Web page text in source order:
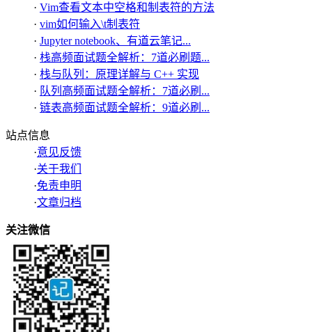
· Vim查看文本中空格和制表符的方法
· vim如何输入\t制表符
· Jupyter notebook、有道云笔记...
· 栈高频面试题全解析：7道必刷题...
· 栈与队列：原理详解与 C++ 实现
· 队列高频面试题全解析：7道必刷...
· 链表高频面试题全解析：9道必刷...
站点信息
·意见反馈
·关于我们
·免责申明
·文章归档
关注微信